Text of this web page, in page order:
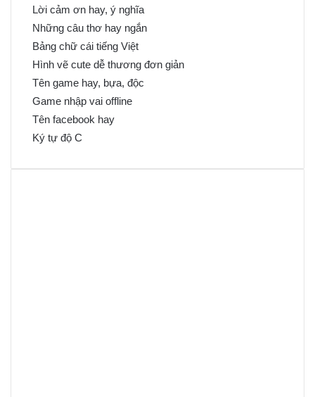
Lời cảm ơn hay, ý nghĩa
Những câu thơ hay ngắn
Bảng chữ cái tiếng Việt
Hình vẽ cute dễ thương đơn giản
Tên game hay, bựa, độc
Game nhập vai offline
Tên facebook hay
Ký tự độ C